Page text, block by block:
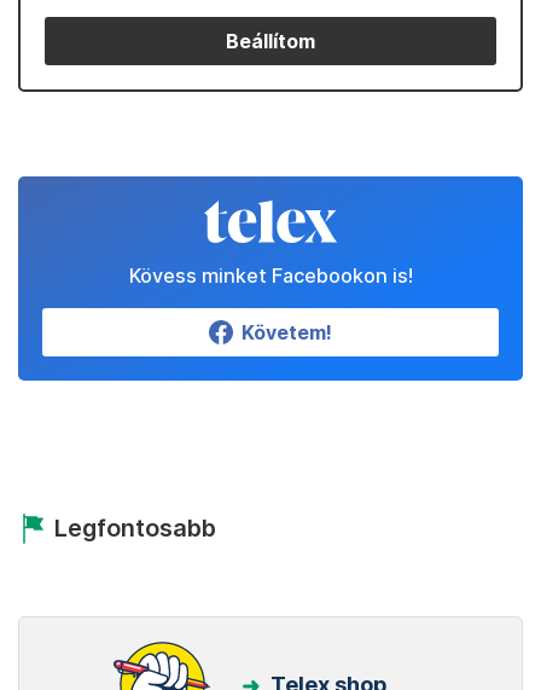
Beállítom
Kövess minket Facebookon is!
Követem!
Legfontosabb
Telex shop